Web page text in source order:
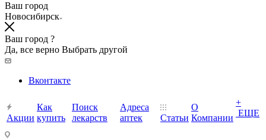
Ваш город
Новосибирск
Ваш город ?
Да, все верно Выбрать другой
Вконтакте
Акции
Как
купить
Поиск
лекарств
Адреса
аптек
Статьи
О
Компании
+
ЕЩЕ